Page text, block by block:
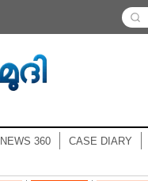
NEWS 360 CASE DIARY